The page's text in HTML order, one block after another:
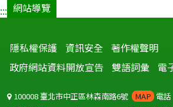
::: 網站導覽
隱私權保護 資訊安全 著作權聲明
政府網站資料開放宣告
雙語詞彙 電
100008 臺北市中正區林森南路6號 MAP 電